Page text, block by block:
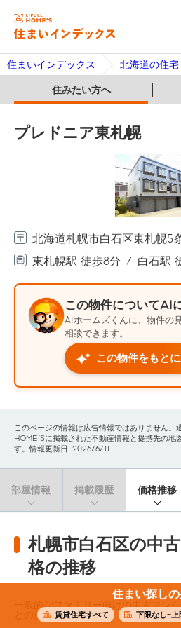
住まいインデックス 北海道の住宅
住みたい方へ
住まい探し
賃貸住宅すべて 下限なし~上
プレドニア東札幌
北海道札幌市白石区東札幌5
東札幌駅 徒歩8分
白石駅
この物件についてAI
AIホームズくんに、物件の
相談できます。
この物件をもと
このページの情報は広告情報ではありません
HOME'Sに掲載された不動産情報と提携先の地
す。情報更新日: 2026/6/11
部屋情報 掲載履歴 価格推移
札幌市白石区の中
格の推移
一般的なファミリー向けの中古マン
との推移です。